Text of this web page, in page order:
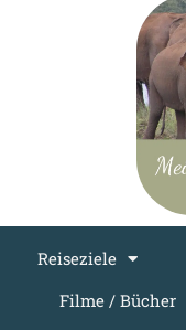
Reiseziele
Filme / Bücher